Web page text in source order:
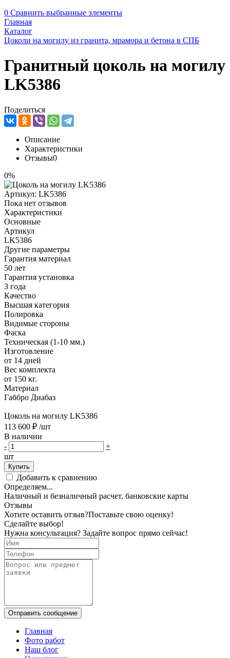
0 Сравнить выбранные элементы
Главная
Каталог
Цоколи на могилу из гранита, мрамора и бетона в СПБ
Гранитный цоколь на могилу
LK5386
Поделиться
Описание
Характеристики
Отзывы0
0%
Артикул: LK5386
Пока нет отзывов
Характеристики
Основные
Артикул
LK5386
Другие параметры
Гарантия материал
50 лет
Гарантия установка
3 года
Качество
Высшая категория
Полировка
Видимые стороны
Фаска
Техническая (1-10 мм.)
Изготовление
от 14 дней
Вес комплекта
от 150 кг.
Материал
Габбро Диабаз
Цоколь на могилу LK5386
113 600 ₽ /шт
В наличии
-
+
шт
Купить
Добавить к сравнению
Определяем...
Наличный и безналичный расчет, банковские карты
Отзывы
Хотите оставить отзыв?Поставьте свою оценку!
Сделайте выбор!
Нужна консультация? Задайте вопрос прямо сейчас!
Отправить сообщение
Главная
Фото работ
Наш блог